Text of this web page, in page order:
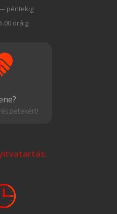
péntekig
óráig